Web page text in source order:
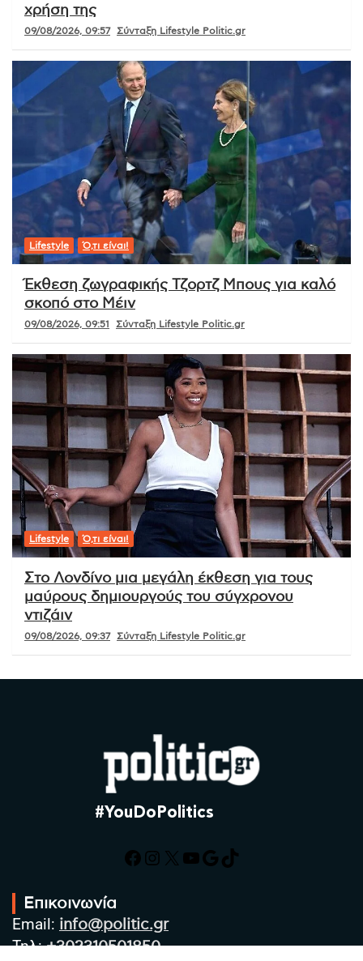
χρήση της
09/08/2026, 09:57 Σύνταξη Lifestyle Politic.gr
Lifestyle Ό,τι είναι!
Έκθεση ζωγραφικής Τζορτζ Μπους για καλό
σκοπό στο Μέιν
09/08/2026, 09:51 Σύνταξη Lifestyle Politic.gr
Lifestyle Ό,τι είναι!
Στο Λονδίνο μια μεγάλη έκθεση για τους
μαύρους δημιουργούς του σύγχρονου
ντιζάιν
09/08/2026, 09:37 Σύνταξη Lifestyle Politic.gr
#YouDoPolitics
Facebook
Instagram
X YouTube
Google
TikTok
Επικοινωνία
Email: info@politic.gr
Τηλ:+302310501850